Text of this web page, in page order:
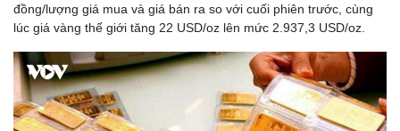
đồng/lượng giá mua và giá bán ra so với cuối phiên trước, cùng
lúc giá vàng thế giới tăng 22 USD/oz lên mức 2.937,3 USD/oz.